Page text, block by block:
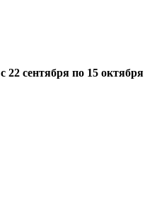
с 22 сентября по 15 октября